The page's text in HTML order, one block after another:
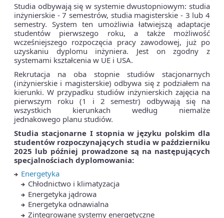
Studia odbywają się w systemie dwustopniowym: studia
inżynierskie - 7 semestrów, studia magisterskie - 3 lub 4
semestry. System ten umożliwia łatwiejszą adaptacje
studentów pierwszego roku, a także możliwość
wcześniejszego rozpoczęcia pracy zawodowej, już po
uzyskaniu dyplomu inżyniera. Jest on zgodny z
systemami kształcenia w UE i USA.
Rekrutacja na oba stopnie studiów stacjonarnych
(inżynierskie i magisterskie) odbywa się z podziałem na
kierunki. W przypadku studiów inżynierskich zajęcia na
pierwszym roku (1 i 2 semestr) odbywają się na
wszystkich kierunkach według niemalże
jednakowego planu studiów.
Studia stacjonarne I stopnia w języku polskim dla
studentów rozpoczynających studia w październiku
2025 lub później prowadzone są na następujących
specjalnościach dyplomowania:
Energetyka
Chłodnictwo i klimatyzacja
Energetyka jądrowa
Energetyka odnawialna
Zintegrowane systemy energetyczne